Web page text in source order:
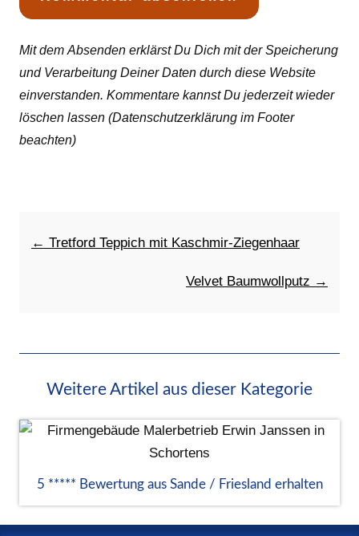
Mit dem Absenden erklärst Du Dich mit der Speicherung
und Verarbeitung Deiner Daten durch diese Website
einverstanden. Kommentare kannst Du jederzeit wieder
löschen lassen (Datenschutzerklärung im Footer
beachten)
← Tretford Teppich mit Kaschmir-Ziegenhaar
Velvet Baumwollputz →
Weitere Artikel aus dieser Kategorie
5 ***** Bewertung aus Sande / Friesland erhalten